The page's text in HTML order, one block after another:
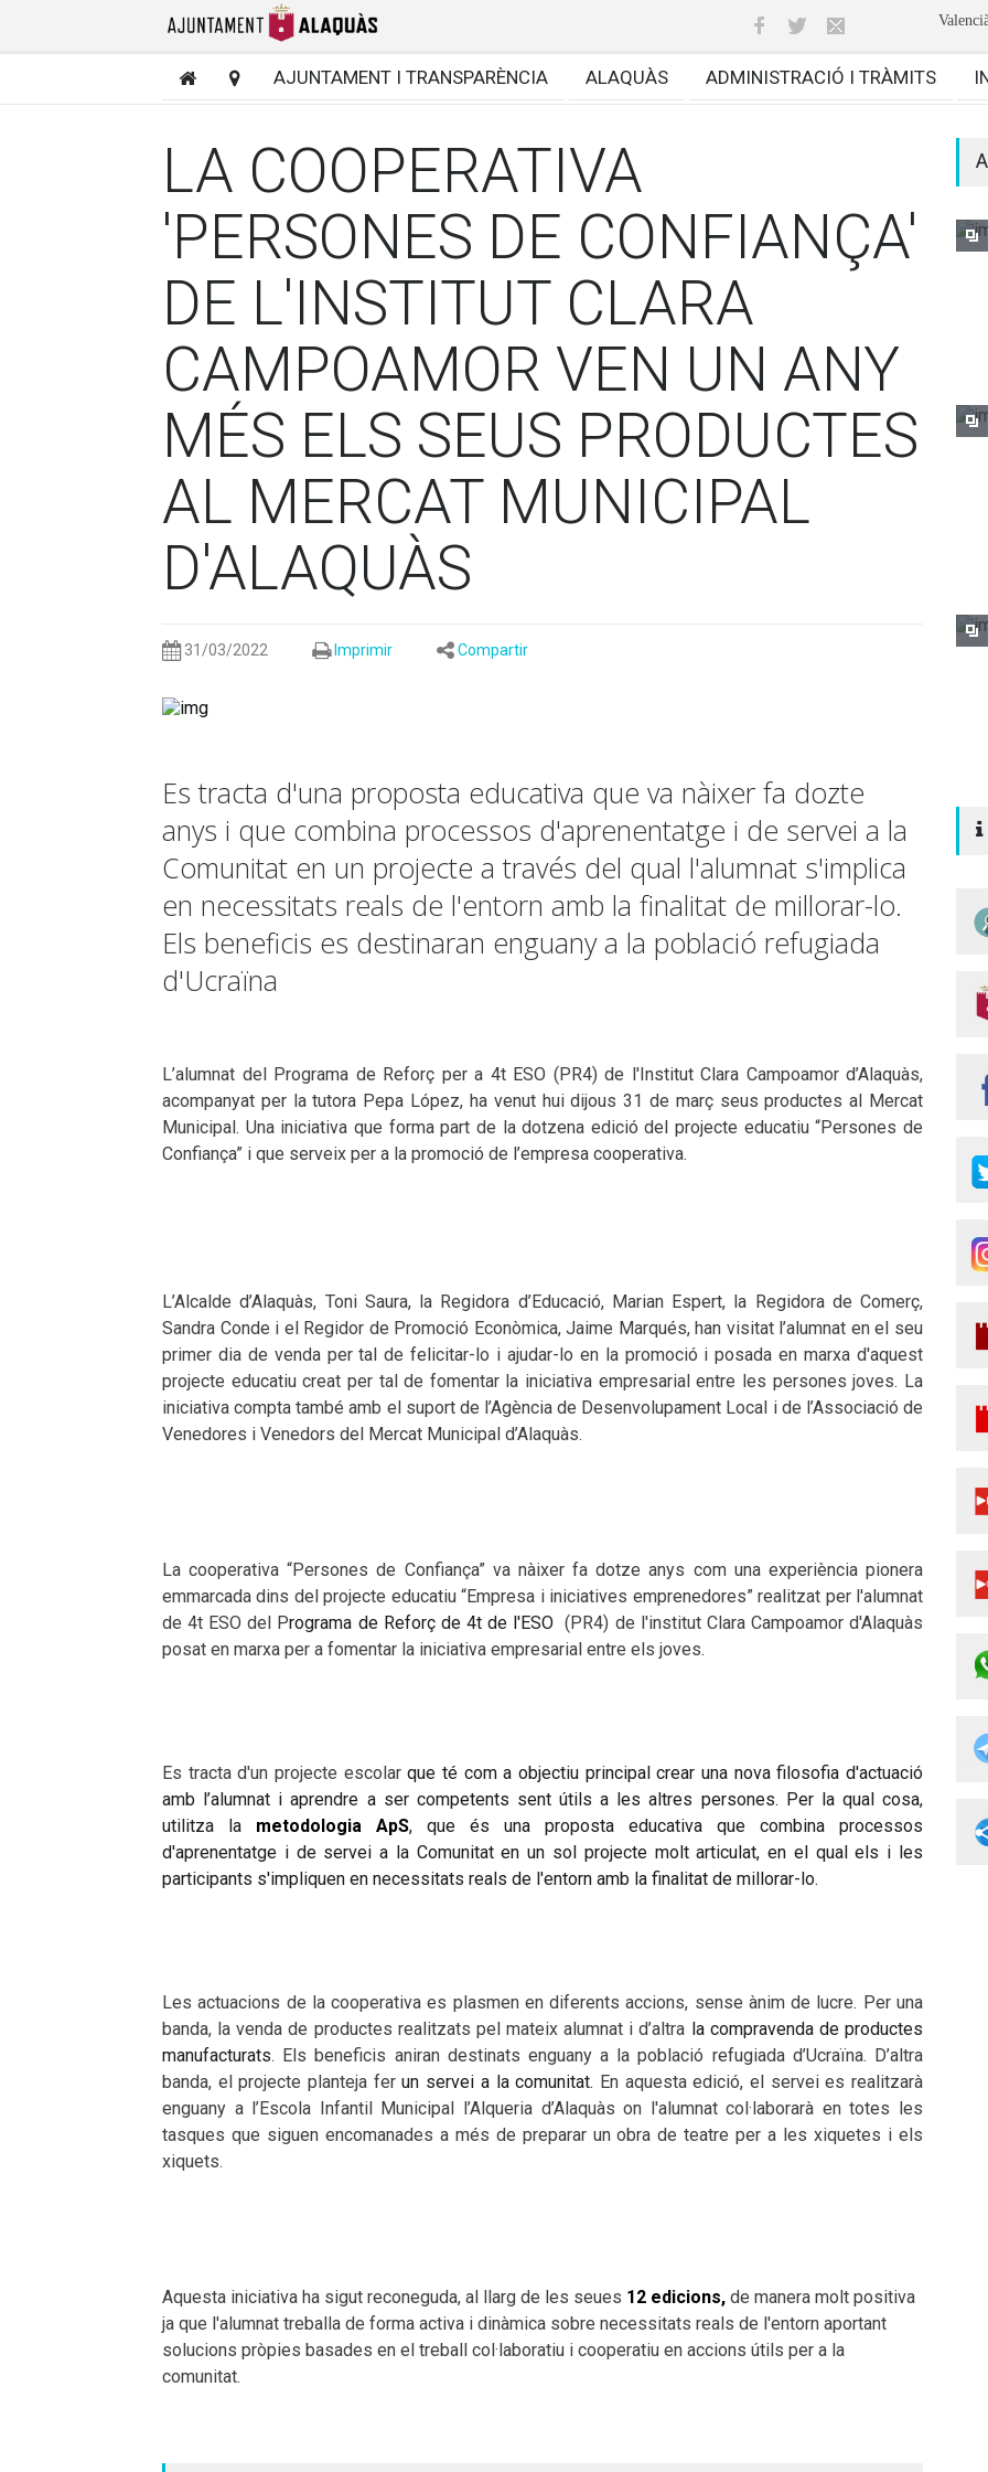
AJUNTAMENT I TRANSPARÈNCIA ALAQUÀS ADMINISTRACIÓ I TRÀMITS
LA COOPERATIVA
'PERSONES DE CONFIANÇA'
DE L'INSTITUT CLARA
CAMPOAMOR VEN UN ANY
MÉS ELS SEUS PRODUCTES
AL MERCAT MUNICIPAL
D'ALAQUÀS
31/03/2022 Imprimir Compartir
Es tracta d'una proposta educativa que va nàixer fa dozte
anys i que combina processos d'aprenentatge i de servei a la
Comunitat en un projecte a través del qual l'alumnat s'implica
en necessitats reals de l'entorn amb la finalitat de millorar-lo.
Els beneficis es destinaran enguany a la població refugiada
d'Ucraïna
L’alumnat del Programa de Reforç per a 4t ESO (PR4) de l'Institut Clara Campoamor d’Alaquàs,
acompanyat per la tutora Pepa López, ha venut hui dijous 31 de març seus productes al Mercat
Municipal. Una iniciativa que forma part de la dotzena edició del projecte educatiu “Persones de
Confiança” i que serveix per a la promoció de l’empresa cooperativa.
L’Alcalde d’Alaquàs, Toni Saura, la Regidora d’Educació, Marian Espert, la Regidora de Comerç,
Sandra Conde i el Regidor de Promoció Econòmica, Jaime Marqués, han visitat l’alumnat en el seu
primer dia de venda per tal de felicitar-lo i ajudar-lo en la promoció i posada en marxa d'aquest
projecte educatiu creat per tal de fomentar la iniciativa empresarial entre les persones joves. La
iniciativa compta també amb el suport de l’Agència de Desenvolupament Local i de l’Associació de
Venedores i Venedors del Mercat Municipal d’Alaquàs.
La cooperativa “Persones de Confiança” va nàixer fa dotze anys com una experiència pionera
emmarcada dins del projecte educatiu “Empresa i iniciatives emprenedores” realitzat per l'alumnat
de 4t ESO del Programa de Reforç de 4t de l'ESO (PR4) de l'institut Clara Campoamor d'Alaquàs
posat en marxa per a fomentar la iniciativa empresarial entre els joves.
Es tracta d'un projecte escolarque té com a objectiu principal crear una nova filosofia d'actuació
amb l’alumnat i aprendre a ser competents sent útils a les altres persones. Per la qual cosa,
utilitza la metodologia ApS, que és una proposta educativa que combina processos
d'aprenentatge i de servei a la Comunitat en un sol projecte molt articulat, en el qual els i les
participants s'impliquen en necessitats reals de l'entorn amb la finalitat de millorar-lo.
Les actuacions de la cooperativa es plasmen en diferents accions, sense ànim de lucre. Per una
banda, la venda de productes realitzats pel mateix alumnat i d’altra la compravenda de productes
manufacturats. Els beneficis aniran destinats enguany a la població refugiada d’Ucraïna. D’altra
banda, el projecte planteja ferun servei a la comunitat. En aquesta edició, el servei es realitzarà
enguany a l’Escola Infantil Municipal l’Alqueria d’Alaquàs on l'alumnat col·laborarà en totes les
tasques que siguen encomanades a més de preparar un obra de teatre per a les xiquetes i els
xiquets.
Aquesta iniciativa ha sigut reconeguda, al llarg de les seues 12 edicions, de manera molt positiva
ja que l'alumnat treballa de forma activa i dinàmica sobre necessitats reals de l'entorn aportant
solucions pròpies basades en el treball col·laboratiu i cooperatiu en accions útils per a la
comunitat.